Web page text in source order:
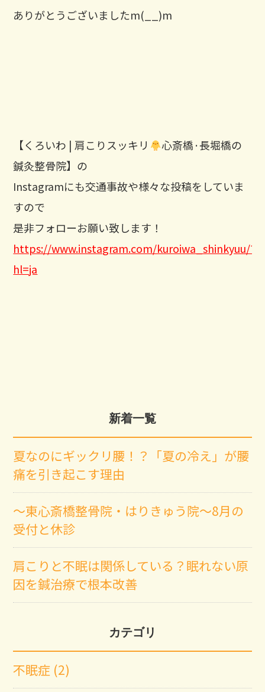
ありがとうございましたm(__)m
【くろいわ | 肩こりスッキリ
心斎橋·長堀橋の
鍼灸整骨院】の
Instagramにも交通事故や様々な投稿をしていま
すので
是非フォローお願い致します！
https://www.instagram.com/kuroiwa_shinkyuu/?
hl=ja
新着一覧
夏なのにギックリ腰！？「夏の冷え」が腰
痛を引き起こす理由
～東心斎橋整骨院・はりきゅう院～8月の
受付と休診
肩こりと不眠は関係している？眠れない原
因を鍼治療で根本改善
カテゴリ
不眠症 (2)